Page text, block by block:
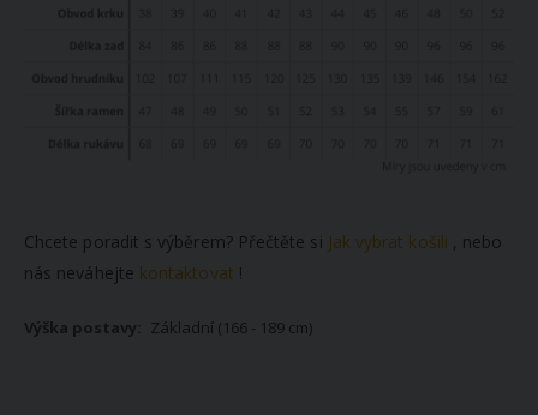
Chcete poradit s výběrem? Přečtěte si Jak vybrat košili , nebo
nás neváhejte kontaktovat !
Základní (166 - 189 cm)